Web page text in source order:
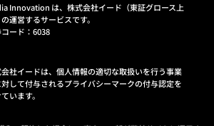
Innovation は、株式会社イード（東証グロース上
運営するサービスです。
ード：6038
社イードは、個人情報の適切な取扱いを行う事業
して付与されるプライバシーマークの付与認定を
います。